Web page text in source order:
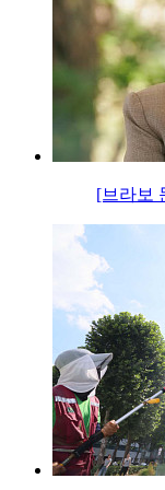
[브라보